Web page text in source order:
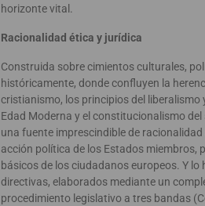
horizonte vital.
Racionalidad ética y jurídica
Construida sobre cimientos culturales,
históricamente, donde confluyen la
cristianismo, los principios del liberalismo
Edad Moderna y el constitucionalismo
una fuente imprescindible de
acción política de los Estados miembros,
básicos de los ciudadanos europeos. Y
directivas, elaborados mediante un
procedimiento legislativo a tres bandas